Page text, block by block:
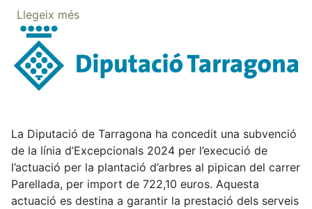
suport
de
Tarragona
–
Any
2024
Llegeix més
la
Diputació
La Diputació de Tarragona ha concedit una subvenció
de la línia d’Excepcionals 2024 per l’execució de
l’actuació per la plantació d’arbres al pipican del carrer
Parellada, per import de 722,10 euros. Aquesta
actuació es destina a garantir la prestació dels serveis